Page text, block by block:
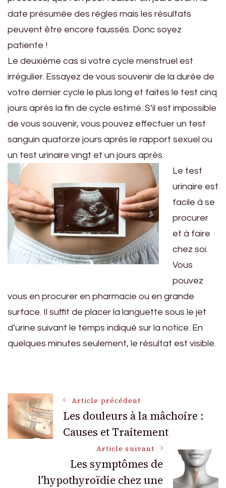
date présumée des règles mais les résultats
peuvent être encore faussés. Donc soyez
patiente !
Le deuxième cas si votre cycle menstruel est
irrégulier. Essayez de vous souvenir de la durée de
votre dernier cycle le plus long et faites le test cinq
jours après la fin de cycle estimé. S’il est impossible
de vous souvenir, vous pouvez effectuer un test
sanguin quatorze jours après le rapport sexuel ou
un test urinaire vingt et un jours après.
Le test
urinaire est
facile à se
procurer
et à faire
chez soi.
Vous
pouvez
vous en procurer en pharmacie ou en grande
surface. Il suffit de placer la languette sous le jet
d’urine suivant le temps indiqué sur la notice. En
quelques minutes seulement, le résultat est visible.
Navigation
des
articles
Article précédent
Les douleurs à la mâchoire :
Causes et Traitement
Article suivant
Les symptômes de
l’hypothyroïdie chez une